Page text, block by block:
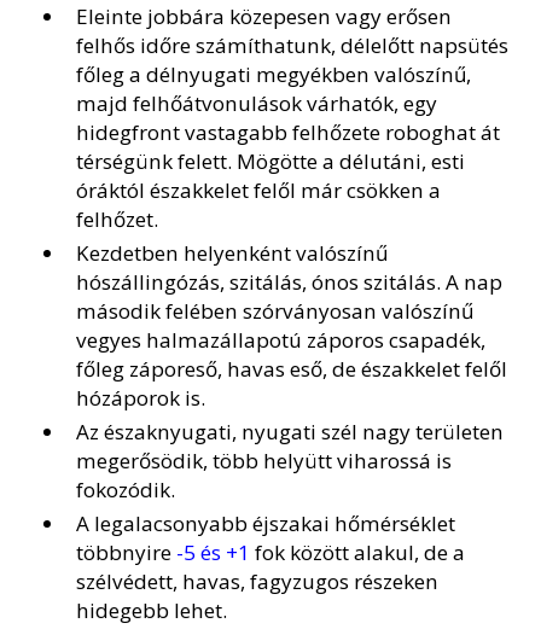
Eleinte jobbára közepesen vagy erősen
felhős időre számíthatunk, délelőtt napsütés
főleg a délnyugati megyékben valószínű,
majd felhőátvonulások várhatók, egy
hidegfront vastagabb felhőzete roboghat át
térségünk felett. Mögötte a délutáni, esti
óráktól északkelet felől már csökken a
felhőzet.
Kezdetben helyenként valószínű
hószállingózás, szitálás, ónos szitálás. A nap
második felében szórványosan valószínű
vegyes halmazállapotú záporos csapadék,
főleg záporeső, havas eső, de északkelet felől
hózáporok is.
Az északnyugati, nyugati szél nagy területen
megerősödik, több helyütt viharossá is
fokozódik.
A legalacsonyabb éjszakai hőmérséklet
többnyire -5 és +1 fok között alakul, de a
szélvédett, havas, fagyzugos részeken
hidegebb lehet.